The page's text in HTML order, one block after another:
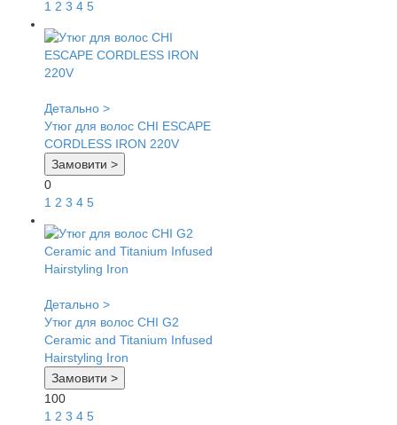
1 2 3 4 5
Детально >
Утюг для волос CHI ESCAPE
CORDLESS IRON 220V
Замовити >
0
1 2 3 4 5
Детально >
Утюг для волос CHI G2
Ceramic and Titanium Infused
Hairstyling Iron
Замовити >
100
1 2 3 4 5